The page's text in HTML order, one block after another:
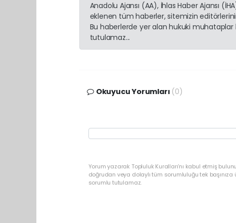
Anadolu Ajansı (AA), İhlas Haber Ajansı
eklenen tüm haberler, sitemizin
Bu haberlerde yer alan hukuki
tutulamaz...
Okuyucu Yorumları (0)
Yorum yazarak Topluluk Kuralları’nı kabul etmiş
doğrudan veya dolaylı tüm sorumluluğu tek
sorumlu tutulamaz.